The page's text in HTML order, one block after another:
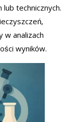
technicznych.
w analizach
wyników.